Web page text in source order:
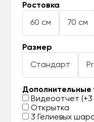
Ростовка
60 см 70 см
Размер
Стандарт
Дополнительные
Видеоотчет (+3
Открытка
3 Гелиевых